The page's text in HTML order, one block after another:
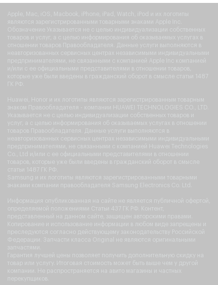
Apple, Mac, iOS, Macbook, iPhone, iPad, Watch, iPod и их логотипы
являются зарегистрированными товарными знаками Apple Inc.
Обозначение Указывается не с целью индивидуализации собственных
товаров и услуг, а с целью информирования об оказываемых услугах в
отношении товаров Правообладателя. Данные услуги выполняются в
неавторизованных сервисных центрах независимыми индивидуальными
предпринимателями, не связанными с компанией Apple Inc компанией
и/или с ее официальными представителями в отношении товаров,
которые уже были введены в гражданский оборот в смысле статьи 1487
ГК РФ.
Huawei, Honor и их логотипы являются зарегистрированным товарным
знаком Правообладателя - компании HUAWEI TECHNOLOGIES CO., LTD.
Указывается не с целью индивидуализации собственных товаров и
услуг, а с целью информирования об оказываемых услугах в отношении
товаров Правообладателя. Данные услуги выполняются в
неавторизованных сервисных центрах независимыми индивидуальными
предпринимателями, не связанными с компанией Huawei Technologies
Co., Ltd и/или с ее официальными представителями в отношении
товаров, которые уже были введены в гражданский оборот в смысле
статьи 1487 ГК РФ.
Samsung и их логотипы являются зарегистрированными товарными
знаками компании правообладателя Samsung Electronics Co. Ltd.
Информация опубликованная на сайте не является публичной офертой,
определяемой положениями Статьи 437 ГК РФ. Контент,
представленный на данном сайте, защищен авторскими правами.
Копирование и использование информации в любом виде запрещены и
преследуются согласно действующему законодательству Российской
Федерации. Запчасти класса Original не являются оригинальными
запчастями.
Гарантия лучшей цены позволяет получить дополнительную скидку на
товар или услугу. Итоговая стоимость может быть выше чем у другой
компании. Не распространяется на авито магазины и частных
перекупщиков.